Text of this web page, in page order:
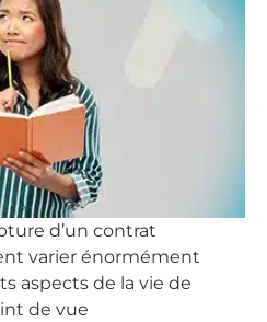
d’un contrat
varier énormément
aspects de la vie de
de vue